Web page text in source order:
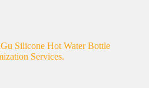
Silicone Hot Water Bottle
Services.